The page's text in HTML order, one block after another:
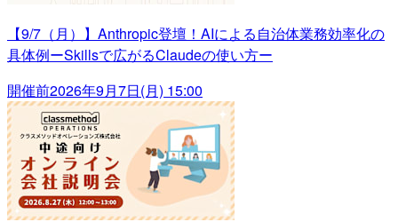
【9/7（月）】Anthropic登壇！AIによる自治体業務効率化の
具体例ーSkillsで広がるClaudeの使い方ー
開催前2026年9月7日(月) 15:00